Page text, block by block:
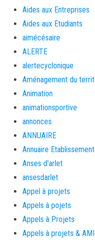
Aides aux Entreprises
Aides aux Etudiants
aimécésaire
ALERTE
alertecyclonique
Aménagement du
Animation
animationsportive
annonces
ANNUAIRE
Annuaire
Anses d'arlet
ansesdarlet
Appel à projets
Appels à pojets
Appels à Projets
Appels à projets & AMI